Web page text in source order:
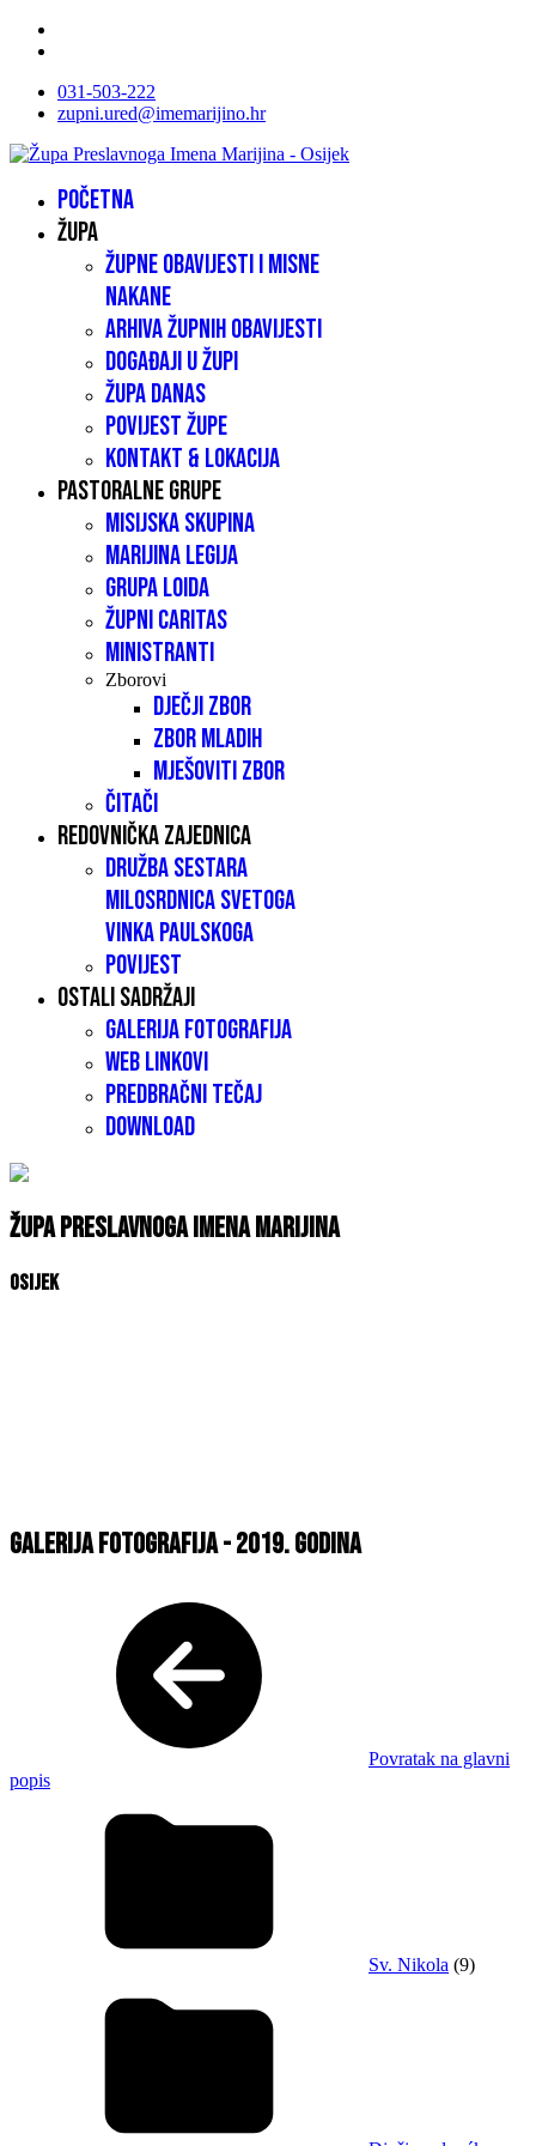
031-503-222
zupni.ured@imemarijino.hr
Početna
Župa
Župne obavijesti i misne
nakane
Arhiva župnih obavijesti
Događaji u župi
Župa danas
Povijest župe
Kontakt & lokacija
Pastoralne grupe
Misijska skupina
Marijina legija
Grupa LOIDA
Župni caritas
Ministranti
Zborovi
Dječji zbor
Zbor mladih
Mješoviti zbor
Čitači
Redovnička zajednica
Družba sestara
milosrdnica Svetoga
Vinka Paulskoga
Povijest
Ostali sadržaji
Galerija fotografija
Web linkovi
Predbračni tečaj
Download
Župa Preslavnoga Imena Marijina
Osijek
Galerija fotografija - 2019. godina
Povratak na glavni
popis
Sv. Nikola (9)